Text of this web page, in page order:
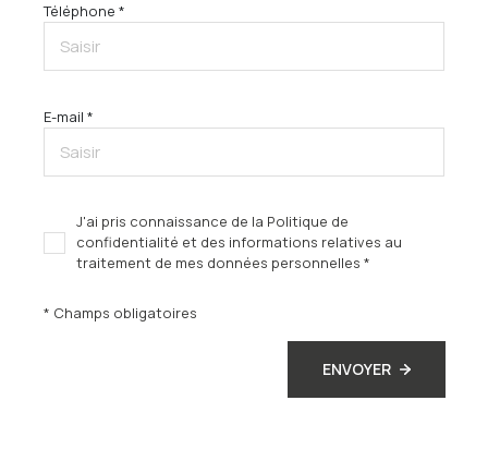
Téléphone *
E-mail *
J'ai pris connaissance de la Politique de
confidentialité et des informations relatives au
traitement de mes données personnelles *
* Champs obligatoires
ENVOYER